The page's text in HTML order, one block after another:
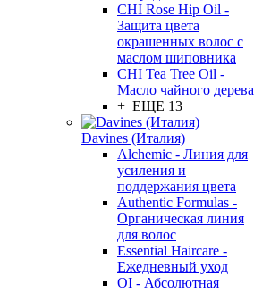
CHI Rose Hip Oil -
Защита цвета
окрашенных волос с
маслом шиповника
CHI Tea Tree Oil -
Масло чайного дерева
+ ЕЩЕ 13
Davines (Италия)
Alchemic - Линия для
усиления и
поддержания цвета
Authentic Formulas -
Органическая линия
для волос
Essential Haircare -
Eжедневный уход
OI - Абсолютная